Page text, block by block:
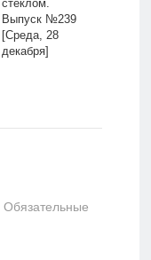
стеклом.
Выпуск №239
[Среда, 28
декабря]
Обязательные